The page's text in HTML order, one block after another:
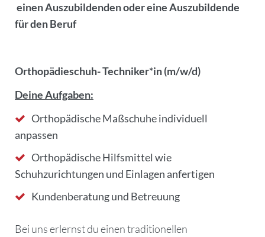
einen Auszubildenden oder eine Auszubildende
für den Beruf
Orthopädieschuh- Techniker*in (m/w/d)
Deine Aufgaben:
Orthopädische Maßschuhe individuell
anpassen
Orthopädische Hilfsmittel wie
Schuhzurichtungen und Einlagen anfertigen
Kundenberatung und Betreuung
Bei uns erlernst du einen traditionellen